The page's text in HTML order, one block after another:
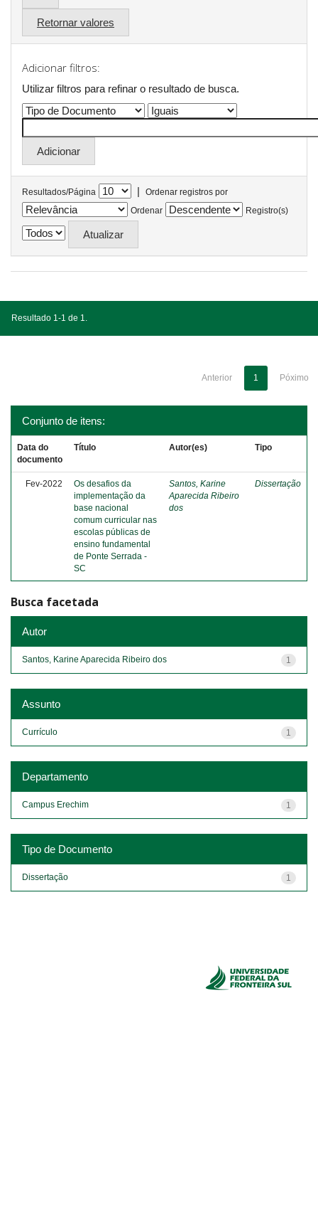
Retornar valores
Adicionar filtros:
Utilizar filtros para refinar o resultado de busca.
Resultados/Página |
Ordenar registros por
Ordenar
Registro(s)
Resultado 1-1 de 1.
Anterior 1 Póximo
Conjunto de itens:
Data do
documento
Título Autor(es) Tipo
Fev-2022
Os desafios da
implementação da
base nacional
comum curricular nas
escolas públicas de
ensino fundamental
de Ponte Serrada -
SC
Santos, Karine
Aparecida Ribeiro
dos
Dissertação
Busca facetada
Autor
1
Santos, Karine Aparecida Ribeiro dos
Assunto
1
Currículo
Departamento
1
Campus Erechim
Tipo de Documento
1
Dissertação